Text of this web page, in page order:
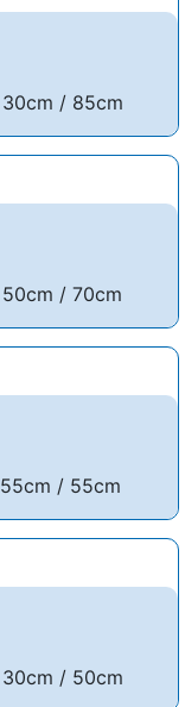
30cm / 85cm
50cm / 70cm
55cm / 55cm
30cm / 50cm